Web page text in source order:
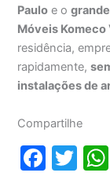
Paulo e o
Móveis Komeco
residência,
rapidamente,
instalações de
Compartilhe
F
T